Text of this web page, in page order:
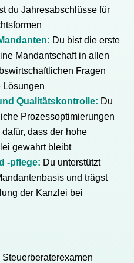
du Jahresabschlüsse für
Du bist die erste
Mandantschaft in allen
Fragen
Lösungen
Qualitätskontrolle: Du
Prozessoptimierungen
dass der hohe
gewahrt bleibt
-pflege: Du unterstützt
und trägst
der Kanzlei bei